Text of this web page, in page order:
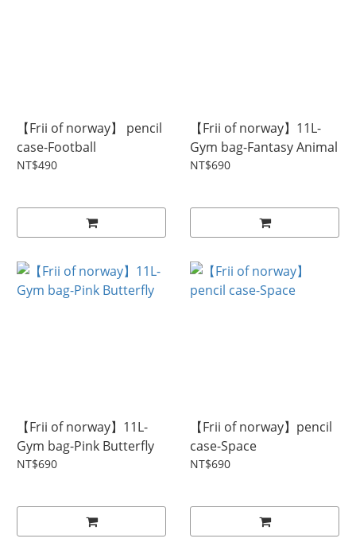
【Frii of norway】 pencil
case-Football
NT$490
【Frii of norway】11L-
Gym bag-Fantasy Animal
NT$690
【Frii of norway】11L-
Gym bag-Pink Butterfly
NT$690
【Frii of norway】pencil
case-Space
NT$690